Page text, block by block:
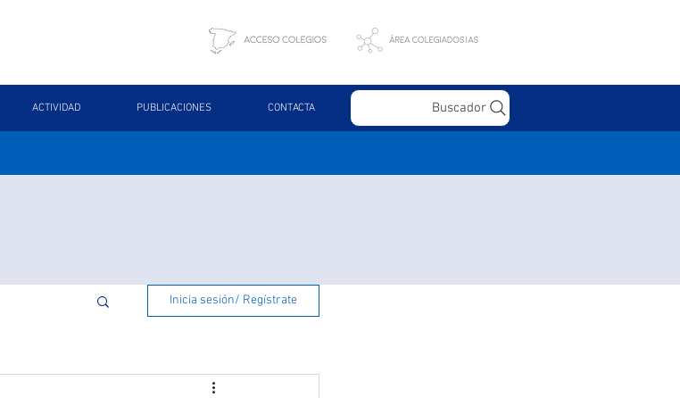
ACTIVIDAD PUBLICACIONES CONTACTA Buscador
Inicia sesión/ Regístrate